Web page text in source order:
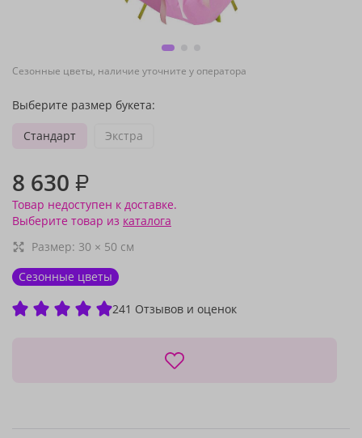
Сезонные цветы, наличие уточните у оператора
Выберите размер букета:
Стандарт
Экстра
8 630 ₽
Товар недоступен к доставке.
Выберите товар из каталога
Размер: 30 × 50 см
Сезонные цветы
241 Отзывов и оценок